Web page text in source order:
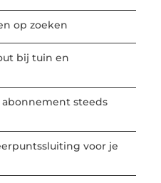
op zoeken
bij tuin en
steeds
voor je